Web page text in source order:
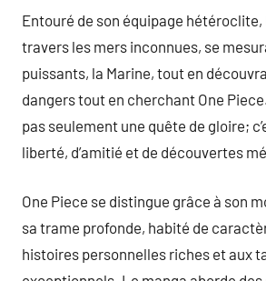
Entouré de son équipage
travers les mers inconnues, se
puissants, la Marine, tout en
dangers tout en cherchant One
pas seulement une quête de gloire;
liberté, d’amitié et de découvertes
One Piece se distingue grâce à son
sa trame profonde, habité de
histoires personnelles riches et aux